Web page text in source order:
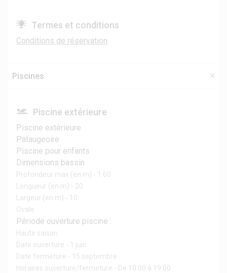
Termes et conditions
Conditions de réservation
Piscines
Piscine extérieure
Piscine extérieure
Pataugeoire
Piscine pour enfants
Dimensions bassin
Profondeur max (en m) - 1.60
Longueur (en m) - 20
Largeur (en m) - 10
Ovale
Période ouverture piscine :
Haute saison
Date ouverture - 1 juin
Date fermeture - 15 septembre
Horaires ouverture/fermeture - De 10:00 à 19:00